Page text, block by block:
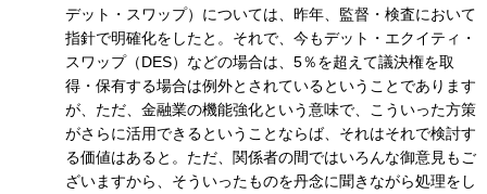
デット・スワップ）については、昨年、監督・検査において
指針で明確化をしたと。それで、今もデット・エクイティ・
スワップ（DES）などの場合は、5％を超えて議決権を取
得・保有する場合は例外とされているということであります
が、ただ、金融業の機能強化という意味で、こういった方策
がさらに活用できるということならば、それはそれで検討す
る価値はあると。ただ、関係者の間ではいろんな御意見もご
ざいますから、そういったものを丹念に聞きながら処理をし